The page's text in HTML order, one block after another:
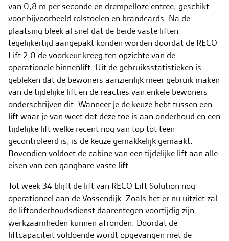
van 0,8 m per seconde en drempelloze entree, geschikt
voor bijvoorbeeld rolstoelen en brandcards. Na de
plaatsing bleek al snel dat de beide vaste liften
tegelijkertijd aangepakt konden worden doordat de RECO
Lift 2.0 de voorkeur kreeg ten opzichte van de
operationele binnenlift. Uit de gebruiksstatistieken is
gebleken dat de bewoners aanzienlijk meer gebruik maken
van de tijdelijke lift en de reacties van enkele bewoners
onderschrijven dit. Wanneer je de keuze hebt tussen een
lift waar je van weet dat deze toe is aan onderhoud en een
tijdelijke lift welke recent nog van top tot teen
gecontroleerd is, is de keuze gemakkelijk gemaakt.
Bovendien voldoet de cabine van een tijdelijke lift aan alle
eisen van een gangbare vaste lift.
Tot week 34 blijft de lift van RECO Lift Solution nog
operationeel aan de Vossendijk. Zoals het er nu uitziet zal
de liftonderhoudsdienst daarentegen voortijdig zijn
werkzaamheden kunnen afronden. Doordat de
liftcapaciteit voldoende wordt opgevangen met de